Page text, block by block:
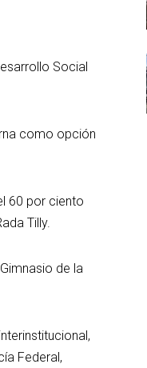
Social
como opción
60 por ciento
Tilly.
de la
Federal,